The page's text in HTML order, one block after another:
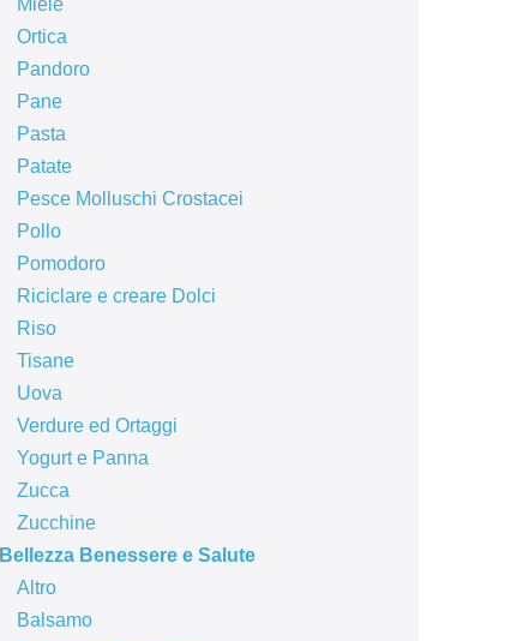
Miele
Ortica
Pandoro
Pane
Pasta
Patate
Pesce Molluschi Crostacei
Pollo
Pomodoro
Riciclare e creare Dolci
Riso
Tisane
Uova
Verdure ed Ortaggi
Yogurt e Panna
Zucca
Zucchine
Bellezza Benessere e Salute
Altro
Balsamo